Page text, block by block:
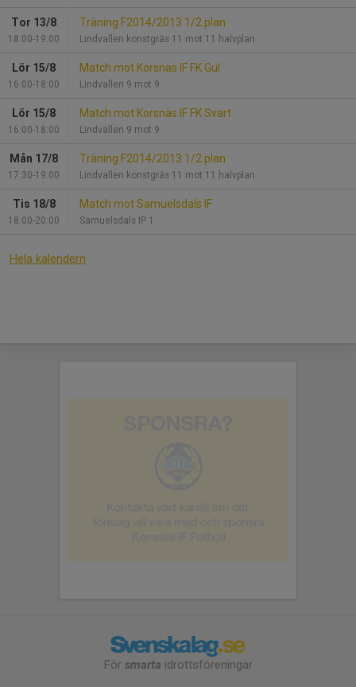
Tor 13/8
18:00-19:00
Träning F2014/2013 1/2 plan
Lindvallen konstgräs 11 mot 11 halvplan
Lör 15/8
16:00-18:00
Match mot Korsnäs IF FK Gul
Lindvallen 9 mot 9
Lör 15/8
16:00-18:00
Match mot Korsnäs IF FK Svart
Lindvallen 9 mot 9
Mån 17/8
17:30-19:00
Träning F2014/2013 1/2 plan
Lindvallen konstgräs 11 mot 11 halvplan
Tis 18/8
18:00-20:00
Match mot Samuelsdals IF
Samuelsdals IP 1
Hela kalendern
För smarta idrottsföreningar